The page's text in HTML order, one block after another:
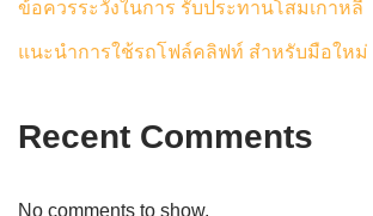
ข้อควรระวังในการ รับประทานโสมเกาหลี
แนะนำการใช้รถโฟล์คลิฟท์ สำหรับมือใหม่
Recent Comments
No comments to show.